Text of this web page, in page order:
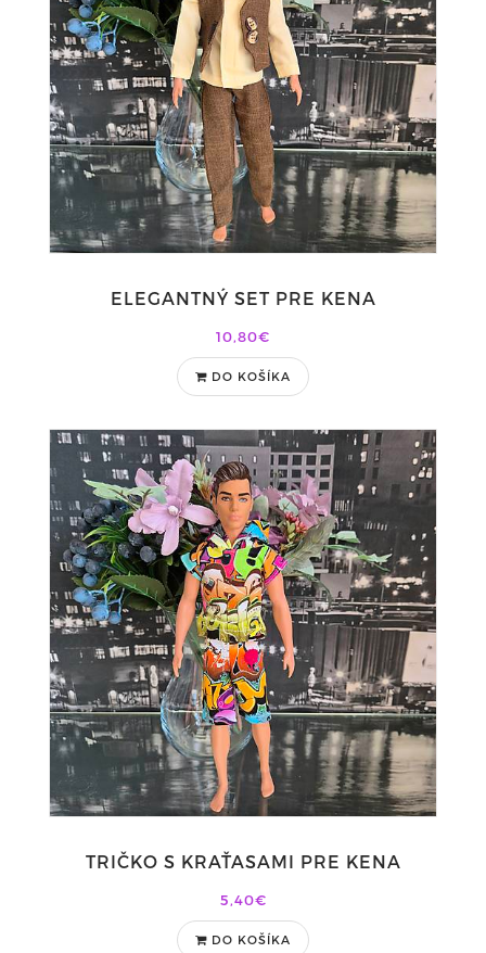
ELEGANTNÝ SET PRE KENA
10,80€
DO KOŠÍKA
TRIČKO S KRAŤASAMI PRE KENA
5,40€
DO KOŠÍKA